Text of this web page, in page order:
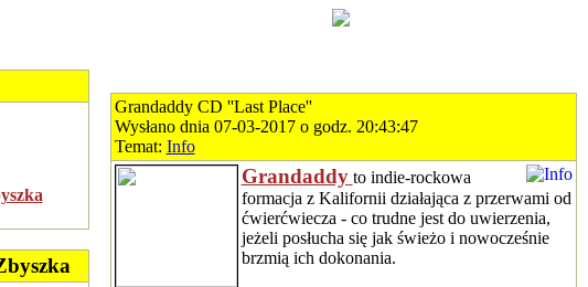
Grandaddy CD ''Last Place''
Wysłano dnia 07-03-2017 o godz. 20:43:47
Temat: Info
Grandaddy to indie-rockowa
formacja z Kalifornii działająca z przerwami od
ćwierćwiecza - co trudne jest do uwierzenia,
jeżeli posłucha się jak świeżo i nowocześnie
brzmią ich dokonania.